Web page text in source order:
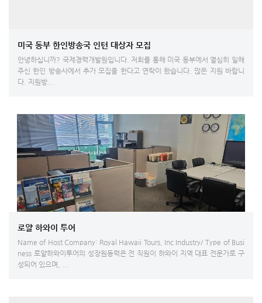
미국 동부 한인방송국 인턴 대상자 모집
안녕하십니까? 국제경력개발원입니다. 저희를 통해 미국 동부에서 열심히 일해
주신 한인 방송사에서 추가 모집을 한다고 연락이 왔습니다. 많은 지원 바랍니
다. 지원방...
로얄 하와이 투어
Name of Host Company: Royal Hawaii Tours, Inc Industry/ Type of Busi
ness 로얄하와이투어의 성장원동력은 전 직원이 하와이 지역 대표 전문가로 구
성되어 있으며, ...